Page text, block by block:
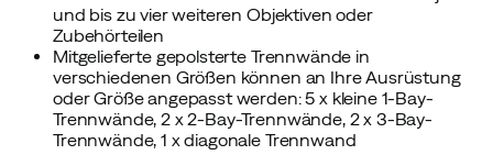
und bis zu vier weiteren Objektiven oder
Zubehörteilen
Mitgelieferte gepolsterte Trennwände in
verschiedenen Größen können an Ihre Ausrüstung
oder Größe angepasst werden: 5 x kleine 1-Bay-
Trennwände, 2 x 2-Bay-Trennwände, 2 x 3-Bay-
Trennwände, 1 x diagonale Trennwand